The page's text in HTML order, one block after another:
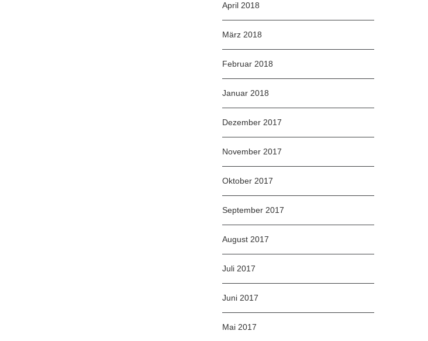
April 2018
März 2018
Februar 2018
Januar 2018
Dezember 2017
November 2017
Oktober 2017
September 2017
August 2017
Juli 2017
Juni 2017
Mai 2017